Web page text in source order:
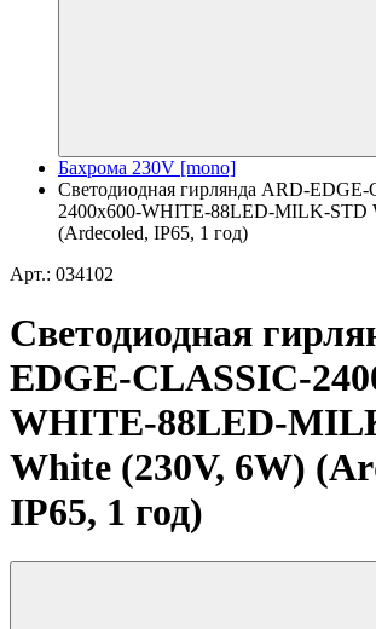
Бахрома 230V [mono]
Светодиодная гирлянда ARD-
2400x600-WHITE-88LED-MILK-STD
(Ardecoled, IP65, 1 год)
Арт.: 034102
Светодиодная
EDGE-CLASSIC-
WHITE-88LED-
White (230V, 6W)
IP65, 1 год)